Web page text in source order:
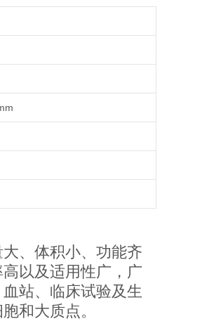
、体积小、功能齐
以及适用性广，广
站、临床试验及生
和大质点。